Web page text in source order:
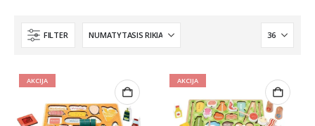
FILTER
AKCIJA AKCIJA